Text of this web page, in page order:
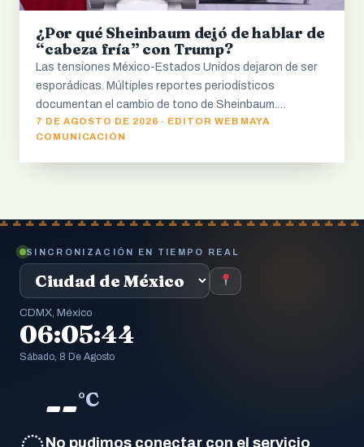
¿Por qué Sheinbaum dejó de hablar de
“cabeza fría” con Trump?
Las tensiones México-Estados Unidos dejaron de ser
esporádicas. Múltiples reportes periodísticos
documentan el cambio de tono de Sheinbaum.…
7 DE AGOSTO DE 2026 · EDITOR WEB MAYA
COMUNICACIÓN
SINCRONIZACIÓN EN TIEMPO REAL
CDMX, México
06:05:45
Sábado, 8 De Agosto
--°C
No pudimos conectar con el servicio